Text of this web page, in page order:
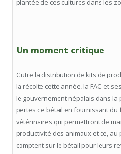
plantée de ces cultures dans les
Un moment critique
Outre la distribution de kits de
la récolte cette année, la FAO et
le gouvernement népalais dans la
pertes de bétail en fournissant du
vétérinaires qui permettront de
productivité des animaux et ce,
comptent sur le bétail pour leurs